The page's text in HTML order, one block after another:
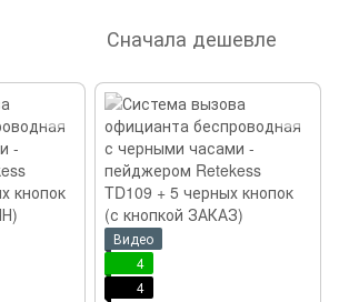
Сначала дешевле
Видео
4
4